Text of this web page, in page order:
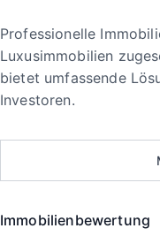
Professionelle
Luxusimmobilien
bietet umfassende
Investoren.
Immobilienbewertung